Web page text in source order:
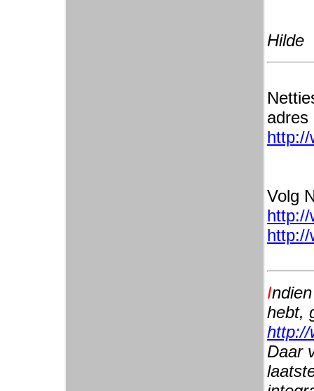
Hilde
adres
http://
Volg
http://
http://
I
hebt,
http://
Daar